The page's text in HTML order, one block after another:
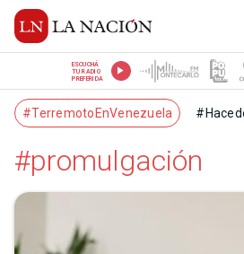
ESCUCHÁ
TU RADIO
PREFERIDA
#TerremotoEnVenezuela
#promulgación